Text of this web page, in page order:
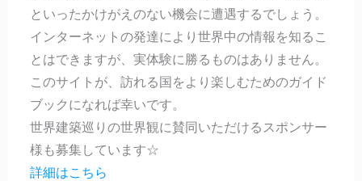
といったかけがえのない機会に遭遇するでしょう。
インターネットの発達により世界中の情報を知るこ
とはできますが、実体験に勝るものはありません。
このサイトが、訪れる国をより楽しむためのガイド
ブックになれば幸いです。
世界建築巡りの世界観に賛同いただけるスポンサー
様も募集しています☆
詳細はこちら